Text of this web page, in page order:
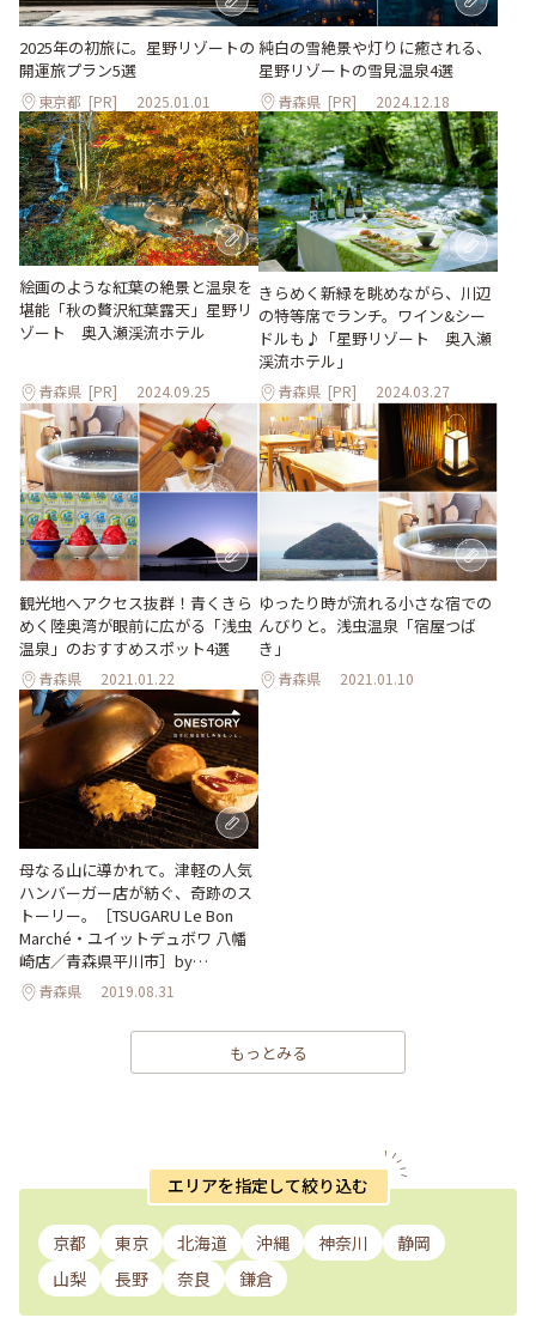
2025年の初旅に。星野リゾートの
開運旅プラン5選
東京都 [PR] 2025.01.01
純白の雪絶景や灯りに癒される、
星野リゾートの雪見温泉4選
青森県 [PR] 2024.12.18
絵画のような紅葉の絶景と温泉を
堪能「秋の贅沢紅葉露天」星野リ
ゾート 奥入瀬渓流ホテル
青森県 [PR] 2024.09.25
きらめく新緑を眺めながら、川辺
の特等席でランチ。ワイン&シー
ドルも♪「星野リゾート 奥⼊瀬
渓流ホテル」
青森県 [PR] 2024.03.27
観光地へアクセス抜群！青くきら
めく陸奥湾が眼前に広がる「浅虫
温泉」のおすすめスポット4選
青森県 2021.01.22
ゆったり時が流れる小さな宿での
んびりと。浅虫温泉「宿屋つば
き」
青森県 2021.01.10
母なる山に導かれて。津軽の人気
ハンバーガー店が紡ぐ、奇跡のス
トーリー。［TSUGARU Le Bon
Marché・ユイットデュボワ 八幡
崎店／青森県平川市］by
ONESTORY
青森県 2019.08.31
もっとみる
エリアを指定して絞り込む
京都 東京 北海道 沖縄 神奈川
静岡
山梨
長野 奈良 鎌倉